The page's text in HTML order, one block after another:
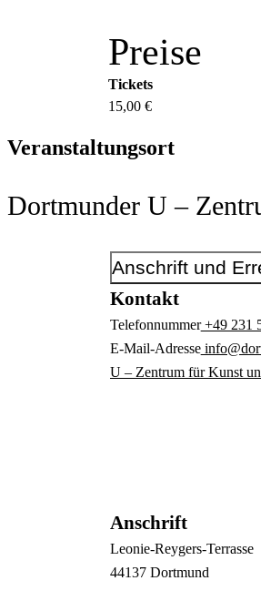
Preise
Tickets
15,00 €
Veranstaltungsort
Dortmunder U –
Anschrift und
Kontakt
Telefonnummer+49 231
E-Mail-Adresse
U – Zentrum für Kunst
Anschrift
Leonie-Reygers-Terrasse
44137 Dortmund